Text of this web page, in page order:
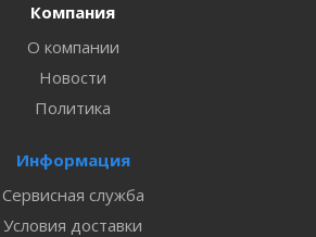
Компания
О компании
Новости
Политика
Информация
Сервисная служба
Условия доставки